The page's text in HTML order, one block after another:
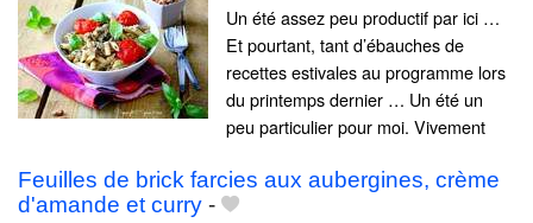
Un été assez peu productif par ici …
Et pourtant, tant d’ébauches de
recettes estivales au programme lors
du printemps dernier … Un été un
peu particulier pour moi. Vivement
Feuilles de brick farcies aux aubergines, crème
d'amande et curry -